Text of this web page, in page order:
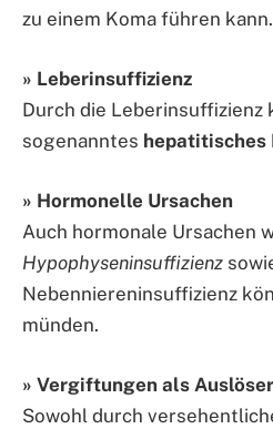
zu einem Koma führen kann.
» Leberinsuffizienz
Durch die Leberinsuffizienz
sogenanntes hepatitisches
» Hormonelle Ursachen
Auch hormonale Ursachen
Hypophyseninsuffizienz
Nebenniereninsuffizienz
münden.
» Vergiftungen als
Sowohl durch